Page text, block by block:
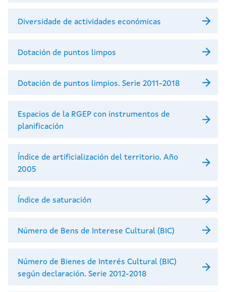
Diversidade de actividades económicas
Dotación de puntos limpos
Dotación de puntos limpios. Serie 2011-2018
Espacios de la RGEP con instrumentos de
planificación
Índice de artificialización del territorio. Año
2005
Índice de saturación
Número de Bens de Interese Cultural (BIC)
Número de Bienes de Interés Cultural (BIC)
según declaración. Serie 2012-2018